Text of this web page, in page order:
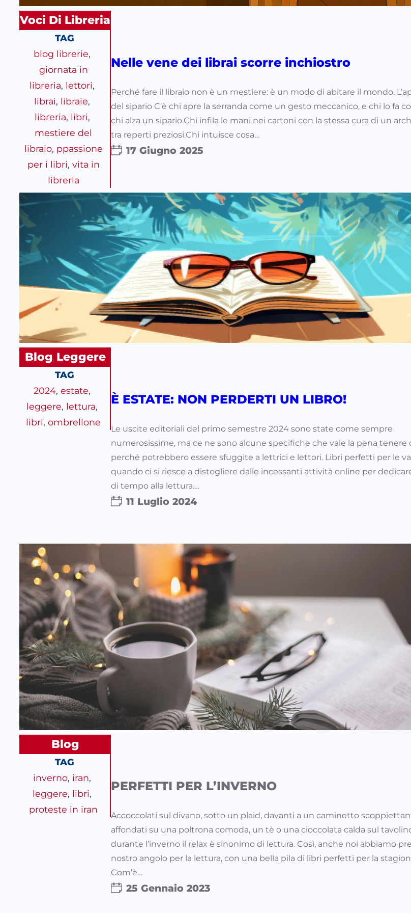
Voci Di Libreria
TAG
blog librerie
giornata in
libreria, lettori
librai, libraie
libreria, libri
mestiere del
libraio, ppassione
per i libri, vita in
libreria
Nelle vene dei librai scorre inchiostro
Perché fare il libraio non è un mestiere: è un modo di abitare il mondo.
del sipario C’è chi apre la serranda come un gesto meccanico, e chi lo fa
chi alza un sipario.Chi infila le mani nei cartoni con la stessa cura di un
tra reperti preziosi.Chi intuisce cosa…
17 Giugno 2025
Blog, Leggere
TAG
2024, estate
leggere, lettura
libri, ombrellone
È ESTATE: NON PERDERTI UN LIBRO!
Le uscite editoriali del primo semestre 2024 sono state come sempre
numerosissime, ma ce ne sono alcune specifiche che vale la pena tenere
perché potrebbero essere sfuggite a lettrici e lettori. Libri perfetti per le
quando ci si riesce a distogliere dalle incessanti attività online per
di tempo alla lettura.…
11 Luglio 2024
Blog
TAG
inverno, iran
leggere, libri
proteste in iran
PERFETTI PER L’INVERNO
Accoccolati sul divano, sotto un plaid, davanti a un caminetto
affondati su una poltrona comoda, un tè o una cioccolata calda sul
durante l’inverno il relax è sinonimo di lettura. Così, anche noi abbiamo
nostro angolo per la lettura, con una bella pila di libri perfetti per la
Com’è…
25 Gennaio 2023